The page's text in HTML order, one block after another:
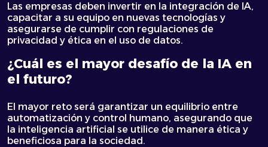
Las empresas deben invertir en la integración de IA,
capacitar a su equipo en nuevas tecnologías y
asegurarse de cumplir con regulaciones de
privacidad y ética en el uso de datos.
¿Cuál es el mayor desafío de la IA en
el futuro?
El mayor reto será garantizar un equilibrio entre
automatización y control humano, asegurando que
la inteligencia artificial se utilice de manera ética y
beneficiosa para la sociedad.